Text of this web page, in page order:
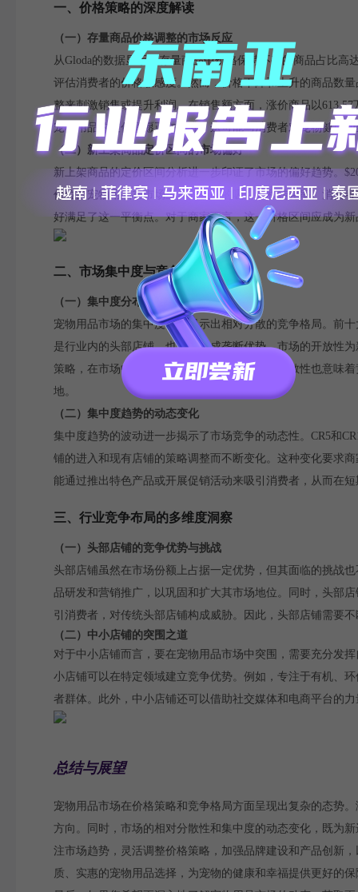
一、价格策略的深度解读
（一）存量商品价格调整的市场反应
从Gloda的数据显示，存量商品中价格保持不变的商品占比
评估消费者的价格敏感度。然而，价格下降和上升的商品数
整来刺激销售或提升利润。在销售额方面，涨价商品以
宠物用品的支付意愿正在提升。这可能与消费者对宠物健康
（二）新上架商品定价区间的市场偏好
新上架商品的定价区间分析进一步印证了市场的偏好趋势。
价位的宠物用品在市场上具有较高的吸引力和转化率。消费
好满足了这一平衡点。对于商家而言，这一价格区间应成为
二、市场集中度与竞争格局的剖析
（一）集中度分布反映的市场机会
宠物用品市场的集中度分布显示出相对分散的竞争格局。前
是行业内的头部店铺，也难以形成垄断优势，市场的开放性
策略，在市场中占据一席之地。然而，市场的分散性也意味
地。
（二）集中度趋势的动态变化
集中度趋势的波动进一步揭示了市场竞争的动态性。CR5和
铺的进入和现有店铺的策略调整而不断变化。这种变化要求
能通过推出特色产品或开展促销活动来吸引消费者，从而在
三、行业竞争布局的多维度洞察
（一）头部店铺的竞争优势与挑战
头部店铺虽然在市场份额上占据一定优势，但其面临的挑战
品研发和营销推广，以巩固和扩大其市场地位。同时，头部
引消费者，对传统头部店铺构成威胁。因此，头部店铺需要
（二）中小店铺的突围之道
对于中小店铺而言，要在宠物用品市场中突围，需要充分发
小店铺可以在特定领域建立竞争优势。例如，专注于有机、
者群体。此外，中小店铺还可以借助社交媒体和电商平台的
总结与展望
宠物用品市场在价格策略和竞争格局方面呈现出复杂的态势
方向。同时，市场的相对分散性和集中度的动态变化，既为
注市场趋势，灵活调整价格策略，加强品牌建设和产品创新
质、实惠的宠物用品选择，为宠物的健康和幸福提供更好的保